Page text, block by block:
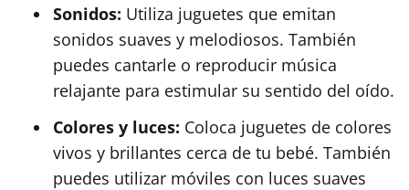
Sonidos: Utiliza juguetes que emitan
sonidos suaves y melodiosos. También
puedes cantarle o reproducir música
relajante para estimular su sentido del oído.
Colores y luces: Coloca juguetes de colores
vivos y brillantes cerca de tu bebé. También
puedes utilizar móviles con luces suaves